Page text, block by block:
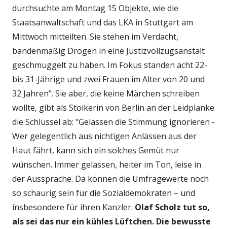
durchsuchte am Montag 15 Objekte, wie die
Staatsanwaltschaft und das LKA in Stuttgart am
Mittwoch mitteilten. Sie stehen im Verdacht,
bandenmäßig Drogen in eine Justizvollzugsanstalt
geschmuggelt zu haben. Im Fokus standen acht 22-
bis 31-Jährige und zwei Frauen im Alter von 20 und
32 Jahren". Sie aber, die keine Märchen schreiben
wollte, gibt als Stoikerin von Berlin an der Leidplanke
die Schlüssel ab: "Gelassen die Stimmung ignorieren -
Wer gelegentlich aus nichtigen Anlässen aus der
Haut fährt, kann sich ein solches Gemüt nur
wünschen. Immer gelassen, heiter im Ton, leise in
der Aussprache. Da können die Umfragewerte noch
so schaurig sein für die Sozialdemokraten – und
insbesondere für ihren Kanzler. Olaf Scholz tut so,
als sei das nur ein kühles Lüftchen. Die bewusste